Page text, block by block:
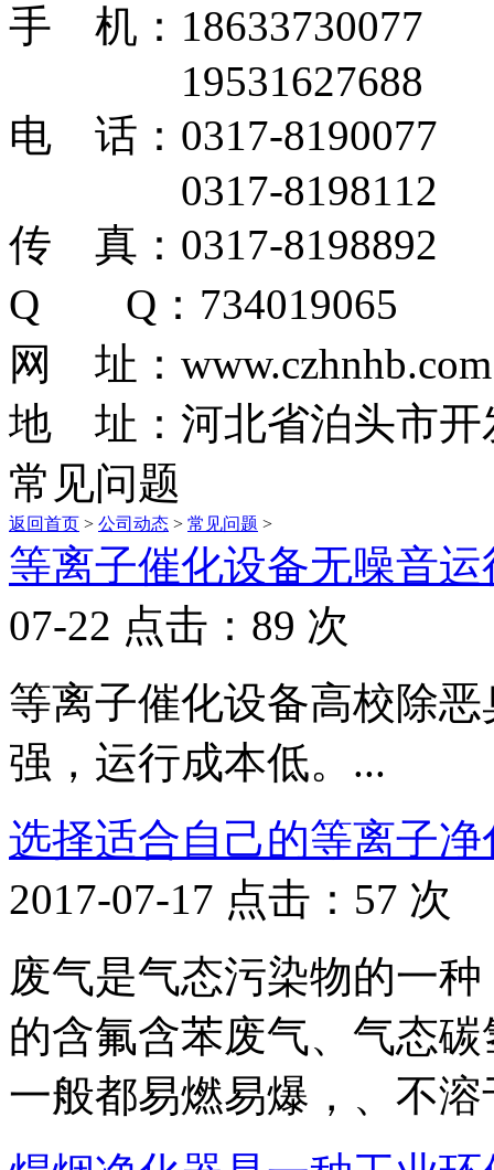
手 机：18633730077
19531627688
电 话：0317-8190077
0317-8198112
传 真：0317-8198892
Q Q：734019065
网 址：www.czhnhb.com
地 址：河北省泊头市开
常见问题
返回首页 > 公司动态 > 常见问题 >
等离子催化设备无噪音
07-22 点击：89 次
等离子催化设备高校除
强，运行成本低。...
选择适合自己的等离子
2017-07-17 点击：57 次
废气是气态污染物的一
的含氟含苯废气、气态
一般都易燃易爆，、不